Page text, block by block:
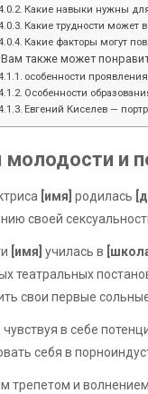
Какие навыки нужны
Какие трудности может
Какие факторы могут
Вам также может
особенности
Особенности
Евгений Киселев —
молодости и
[имя] родилась
своей
[имя] училась в
театральных
свои первые
в себе
себя в
трепетом и волнением